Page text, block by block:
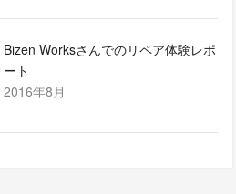
Bizen Worksさんでのリペア体験レポ
ート
2016年8月